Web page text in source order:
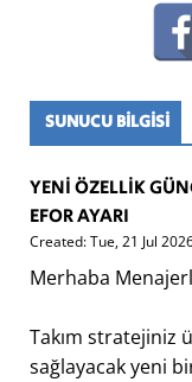
SUNUCU BİLGİSİ
YENI ÖZELLIK
EFOR AYARI
Created: Tue, 21 Jul
Merhaba
Takım stratejiniz
sağlayacak yeni